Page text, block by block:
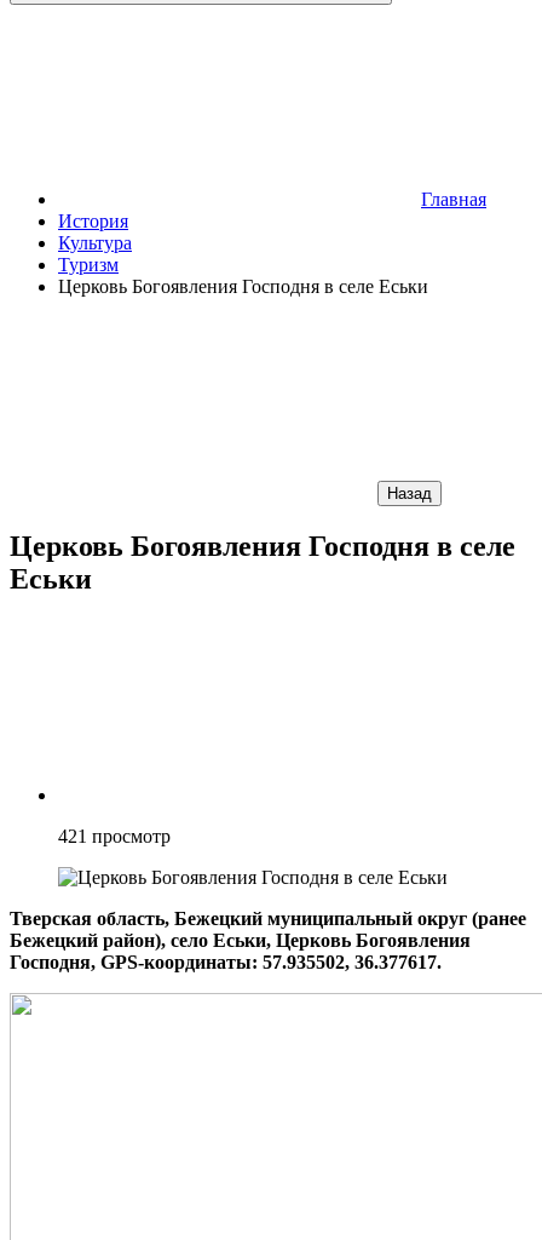
Главная
История
Культура
Туризм
Церковь Богоявления Господня в селе Еськи
Назад
Церковь Богоявления Господня в селе
Еськи
421 просмотр
Тверская область, Бежецкий муниципальный округ (ранее
Бежецкий район), село Еськи, Церковь Богоявления
Господня, GPS-координаты: 57.935502, 36.377617.